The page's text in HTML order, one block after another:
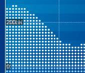
200
0